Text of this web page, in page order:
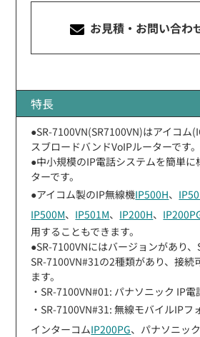
お見積・お問い合わ
特長
●SR-7100VN(SR7100VN)はアイコム
スブロードバンドVoIPルーターです。
●中小規模のIP電話システムを簡単に
ターです。
●アイコム製のIP無線機IP500H、
IP500M、 IP501M、 IP200H、
用することもできます。
●SR-7100VNにはバージョンがあり
SR-7100VN#31の2種類があり、接続
ます。
・SR-7100VN#01: パナソニック IP
・SR-7100VN#31: 無線モバイルIPフ
インターコムIP200PG、パナソニッ